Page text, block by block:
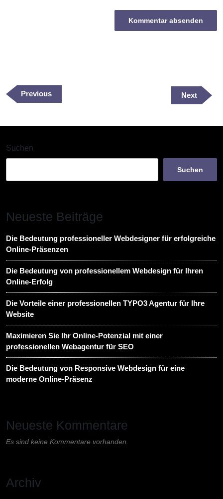
Previous
Post
Previous
Next
Post
Next
Suchen
Suchen
Neueste Beiträge
Die Bedeutung professioneller Webdesigner für erfolgreiche
Online-Präsenzen
Die Bedeutung von professionellem Webdesign für Ihren
Online-Erfolg
Die Vorteile einer professionellen TYPO3 Agentur für Ihre
Website
Maximieren Sie Ihr Online-Potenzial mit einer
professionellen Webagentur für SEO
Die Bedeutung von Responsive Webdesign für eine
moderne Online-Präsenz
Neueste Kommentare
Es sind keine Kommentare vorhanden.
Archiv